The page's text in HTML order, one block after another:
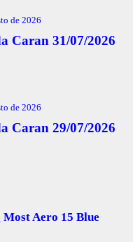
de 2026
Caran 31/07/2026
de 2026
Caran 29/07/2026
Aero 15 Blue